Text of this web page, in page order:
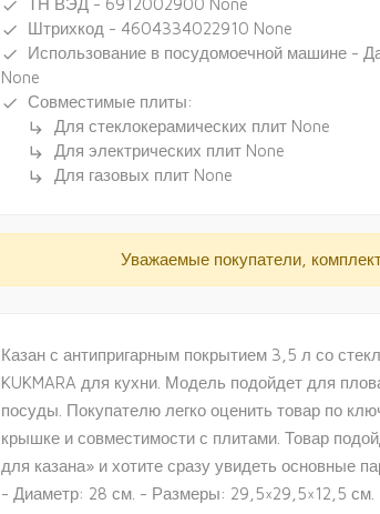
done
done Штрихкод - 4604334022910 None
done
Использование в посудомоечной машине -
None
done Совместимые плиты:
subdirectory_arrow_right Для стеклокерамических плит None
subdirectory_arrow_right Для электрических плит None
subdirectory_arrow_right Для газовых плит None
Уважаемые покупатели,
Казан с антипригарным покрытием 3,5 л со
KUKMARA для кухни. Модель подойдет для
посуды. Покупателю легко оценить товар по
крышке и совместимости с плитами. Товар
для казана» и хотите сразу увидеть основные
- Диаметр: 28 см. - Размеры: 29,5×29,5×12,5